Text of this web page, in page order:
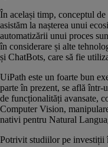
În același timp, conceptul de
asistăm la nașterea unui
automatizării unui proces
în considerare și alte
și ChatBots, care să fie
UiPath este un foarte bun
parte în prezent, se află într-
de funcționalități avansate,
Computer Vision,
nativi pentru Natural
Potrivit studiilor pe investiții